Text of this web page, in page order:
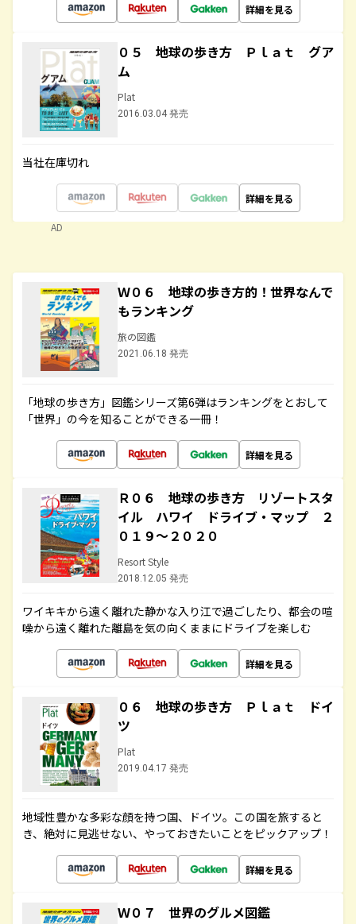
詳細を見る
０５ 地球の歩き方 Ｐｌａｔ グア
ム
Plat
2016.03.04 発売
当社在庫切れ
詳細を見る
AD
Ｗ０６ 地球の歩き方的！世界なんで
もランキング
旅の図鑑
2021.06.18 発売
「地球の歩き方」図鑑シリーズ第6弾はランキングをとおして
「世界」の今を知ることができる一冊！
詳細を見る
Ｒ０６ 地球の歩き方 リゾートスタ
イル ハワイ ドライブ・マップ ２
０１９～２０２０
Resort Style
2018.12.05 発売
ワイキキから遠く離れた静かな入り江で過ごしたり、都会の喧
噪から遠く離れた離島を気の向くままにドライブを楽しむ
詳細を見る
０６ 地球の歩き方 Ｐｌａｔ ドイ
ツ
Plat
2019.04.17 発売
地域性豊かな多彩な顔を持つ国、ドイツ。この国を旅すると
き、絶対に見逃せない、やっておきたいことをピックアップ！
詳細を見る
Ｗ０７ 世界のグルメ図鑑